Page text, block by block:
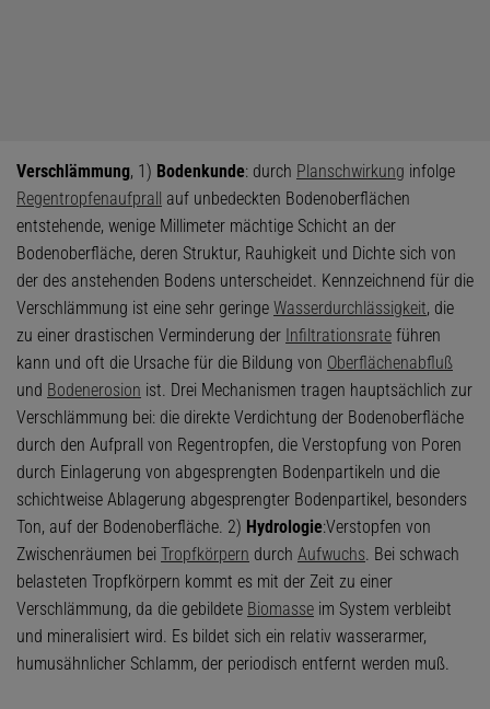
Verschlämmung, 1) Bodenkunde: durch Planschwirkung infolge
Regentropfenaufprall auf unbedeckten Bodenoberflächen
entstehende, wenige Millimeter mächtige Schicht an der
Bodenoberfläche, deren Struktur, Rauhigkeit und Dichte sich von
der des anstehenden Bodens unterscheidet. Kennzeichnend für die
Verschlämmung ist eine sehr geringe Wasserdurchlässigkeit, die
zu einer drastischen Verminderung der Infiltrationsrate führen
kann und oft die Ursache für die Bildung von Oberflächenabfluß
und Bodenerosion ist. Drei Mechanismen tragen hauptsächlich zur
Verschlämmung bei: die direkte Verdichtung der Bodenoberfläche
durch den Aufprall von Regentropfen, die Verstopfung von Poren
durch Einlagerung von abgesprengten Bodenpartikeln und die
schichtweise Ablagerung abgesprengter Bodenpartikel, besonders
Ton, auf der Bodenoberfläche. 2) Hydrologie:Verstopfen von
Zwischenräumen bei Tropfkörpern durch Aufwuchs. Bei schwach
belasteten Tropfkörpern kommt es mit der Zeit zu einer
Verschlämmung, da die gebildete Biomasse im System verbleibt
und mineralisiert wird. Es bildet sich ein relativ wasserarmer,
humusähnlicher Schlamm, der periodisch entfernt werden muß.